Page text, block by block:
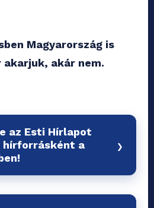
Magyarország is
akár nem.
az Esti Hírlapot
hírforrásként a
›